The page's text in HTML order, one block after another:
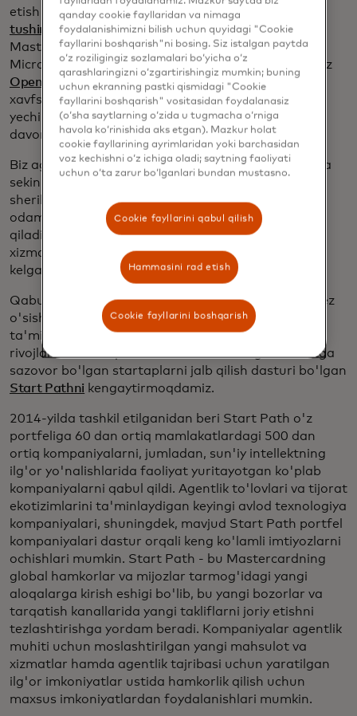
etish uchunMastercard Agent Pay xizmatini ishga
tushirdikva endi bizCopilot Checkoutxizmatiga
Mastercard Agent Pay xizmatini joriy etish uchun
Microsoft bilan faol ishlamoqdamiz. Shuningdek, biz
OpenAI
, Cloudflare va PayPalkabi yetakchilar bilan
xavfsiz va maqsadga yo'naltirilgan agentlik tijorat
yechimlarini yanada rivojlantirish ustida ishlashda
davom etmoqdamiz.
Biz agentlik tijoratining kelajagini ta'minlayapmiz va
sekinlashmayapmiz. Ushbu keng ko'lamli sanoat
sherikliklari juda muhim, ammo biz shuningdek,
odamlar va biznes uchun agentlik tijoratini zarur
qiladigan ilg'or texnologiyalar, mahsulotlar va
xizmatlarni olib kela oladigan innovatsion yangi
kelganlar bilan ham hamkorlik qilishimiz kerak.
Qabul qilishni tezlashtirish va tarmog'imiz ushbu tez
o'sishni qo'llab-quvvatlashda davom etishini
ta'minlash uchun biz agentlik tijorat va xizmatlarni
rivojlantirish maqsadida Mastercardning mukofotga
sazovor bo'lgan startaplarni jalb qilish dasturi bo'lgan
Start Pathni kengaytirmoqdamiz.
2014-yilda tashkil etilganidan beri Start Path o'z
portfeliga 60 dan ortiq mamlakatlardagi 500 dan
ortiq kompaniyalarni, jumladan, sun'iy intellektning
ilg'or yo'nalishlarida faoliyat yuritayotgan ko'plab
kompaniyalarni qabul qildi. Agentlik to'lovlari va tijorat
ekotizimlarini ta'minlaydigan keyingi avlod texnologiya
kompaniyalari, shuningdek, mavjud Start Path portfel
kompaniyalari dastur orqali keng ko'lamli imtiyozlarni
ochishlari mumkin. Start Path - bu Mastercardning
global hamkorlar va mijozlar tarmog'idagi yangi
aloqalarga kirish eshigi bo'lib, bu yangi bozorlar va
tarqatish kanallarida yangi takliflarni joriy etishni
tezlashtirishga yordam beradi. Kompaniyalar agentlik
muhiti uchun moslashtirilgan yangi mahsulot va
xizmatlar hamda agentlik tajribasi uchun yaratilgan
ilg'or imkoniyatlar ustida hamkorlik qilish uchun
maxsus imkoniyatlardan foydalanishlari mumkin.
qanday cookie fayllaridan va nimaga
foydalanishimizni bilish uchun quyidagi "Cookie
fayllarini boshqarish"ni bosing. Siz istalgan paytda
o‘z roziligingiz sozlamalari bo‘yicha o‘z
qarashlaringizni o‘zgartirishingiz mumkin; buning
uchun ekranning pastki qismidagi "Cookie
fayllarini boshqarish" vositasidan foydalanasiz
(o‘sha saytlarning o‘zida u tugmacha o‘rniga
havola ko‘rinishida aks etgan). Mazkur holat
cookie fayllarining ayrimlaridan yoki barchasidan
voz kechishni o‘z ichiga oladi; saytning faoliyati
uchun o‘ta zarur bo‘lganlari bundan mustasno.
Cookie fayllarini qabul qilish
Hammasini rad etish
Cookie fayllarini boshqarish